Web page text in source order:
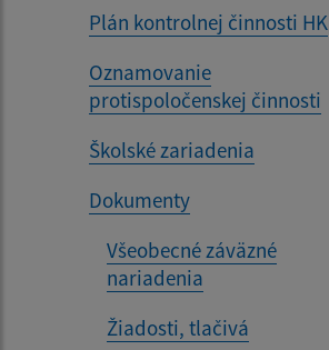
Plán kontrolnej činnosti HK
Oznamovanie
protispoločenskej činnosti
Školské zariadenia
Dokumenty
Všeobecné záväzné
nariadenia
Žiadosti, tlačivá